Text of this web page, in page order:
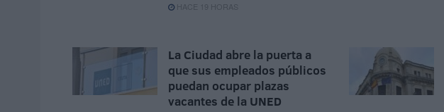
HACE 19 HORAS
La Ciudad abre la puerta a
que sus empleados públicos
puedan ocupar plazas
vacantes de la UNED